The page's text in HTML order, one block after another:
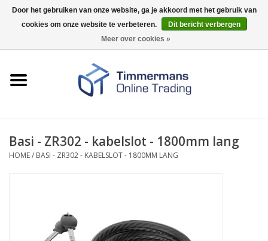
0 Artikelen - €0,00
Merken
Basi - ZR302 - kabelslot - 1800mm lang
HOME/ BASI - ZR302 - KABELSLOT - 1800MM LANG
Door het gebruiken van onze website, ga je akkoord met het gebruik van
cookies om onze website te verbeteren.
Dit bericht verbergen
Meer over cookies »